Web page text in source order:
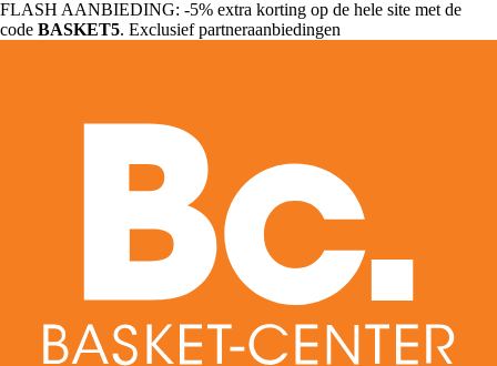
FLASH AANBIEDING: -5% extra korting op de hele site met de
code BASKET5. Exclusief partneraanbiedingen